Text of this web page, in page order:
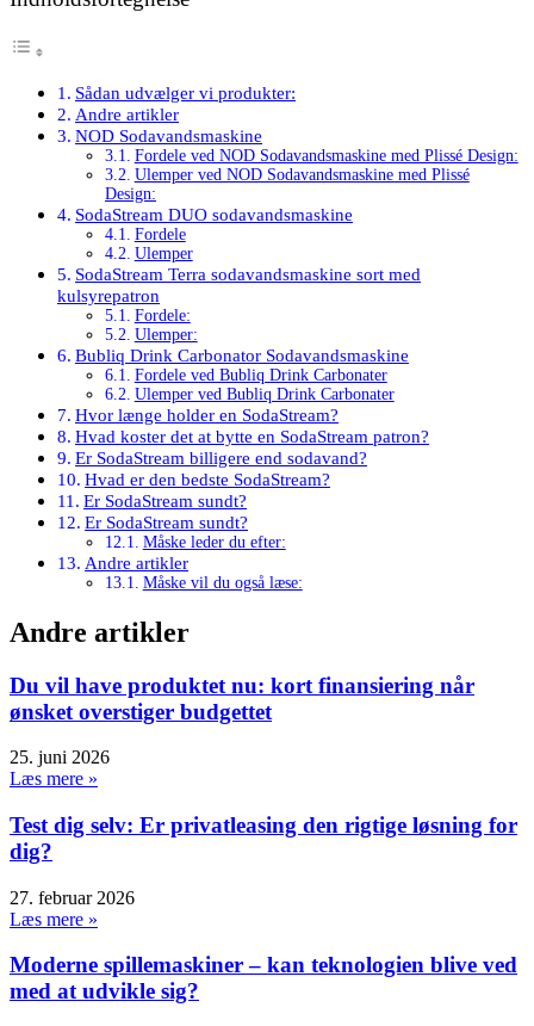
Sådan udvælger vi produkter:
Andre artikler
NOD Sodavandsmaskine
Fordele ved NOD Sodavandsmaskine med Plissé Design:
Ulemper ved NOD Sodavandsmaskine med Plissé
Design:
SodaStream DUO sodavandsmaskine
Fordele
Ulemper
SodaStream Terra sodavandsmaskine sort med
kulsyrepatron
Fordele:
Ulemper:
Bubliq Drink Carbonator Sodavandsmaskine
Fordele ved Bubliq Drink Carbonater
Ulemper ved Bubliq Drink Carbonater
Hvor længe holder en SodaStream?
Hvad koster det at bytte en SodaStream patron?
Er SodaStream billigere end sodavand?
Hvad er den bedste SodaStream?
Er SodaStream sundt?
Er SodaStream sundt?
Måske leder du efter:
Andre artikler
Måske vil du også læse:
Andre artikler
Du vil have produktet nu: kort finansiering når
ønsket overstiger budgettet
25. juni 2026
Læs mere »
Test dig selv: Er privatleasing den rigtige løsning for
dig?
27. februar 2026
Læs mere »
Moderne spillemaskiner – kan teknologien blive ved
med at udvikle sig?